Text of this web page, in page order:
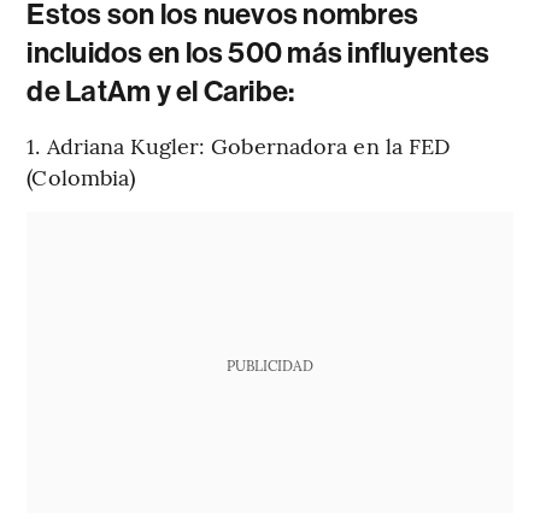
Estos son los nuevos nombres
incluidos en los 500 más influyentes
de LatAm y el Caribe:
1. Adriana Kugler: Gobernadora en la FED
(Colombia)
PUBLICIDAD